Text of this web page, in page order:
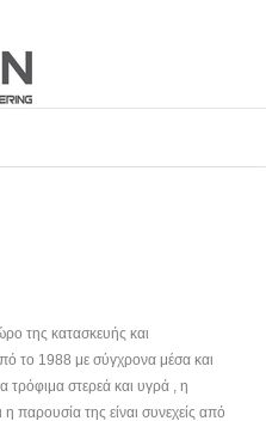
ιστότοπό μας
της κατασκευής και
το 1988 με σύγχρονα μέσα και
τρόφιμα στερεά και υγρά , η
η παρουσία της είναι συνεχείς από